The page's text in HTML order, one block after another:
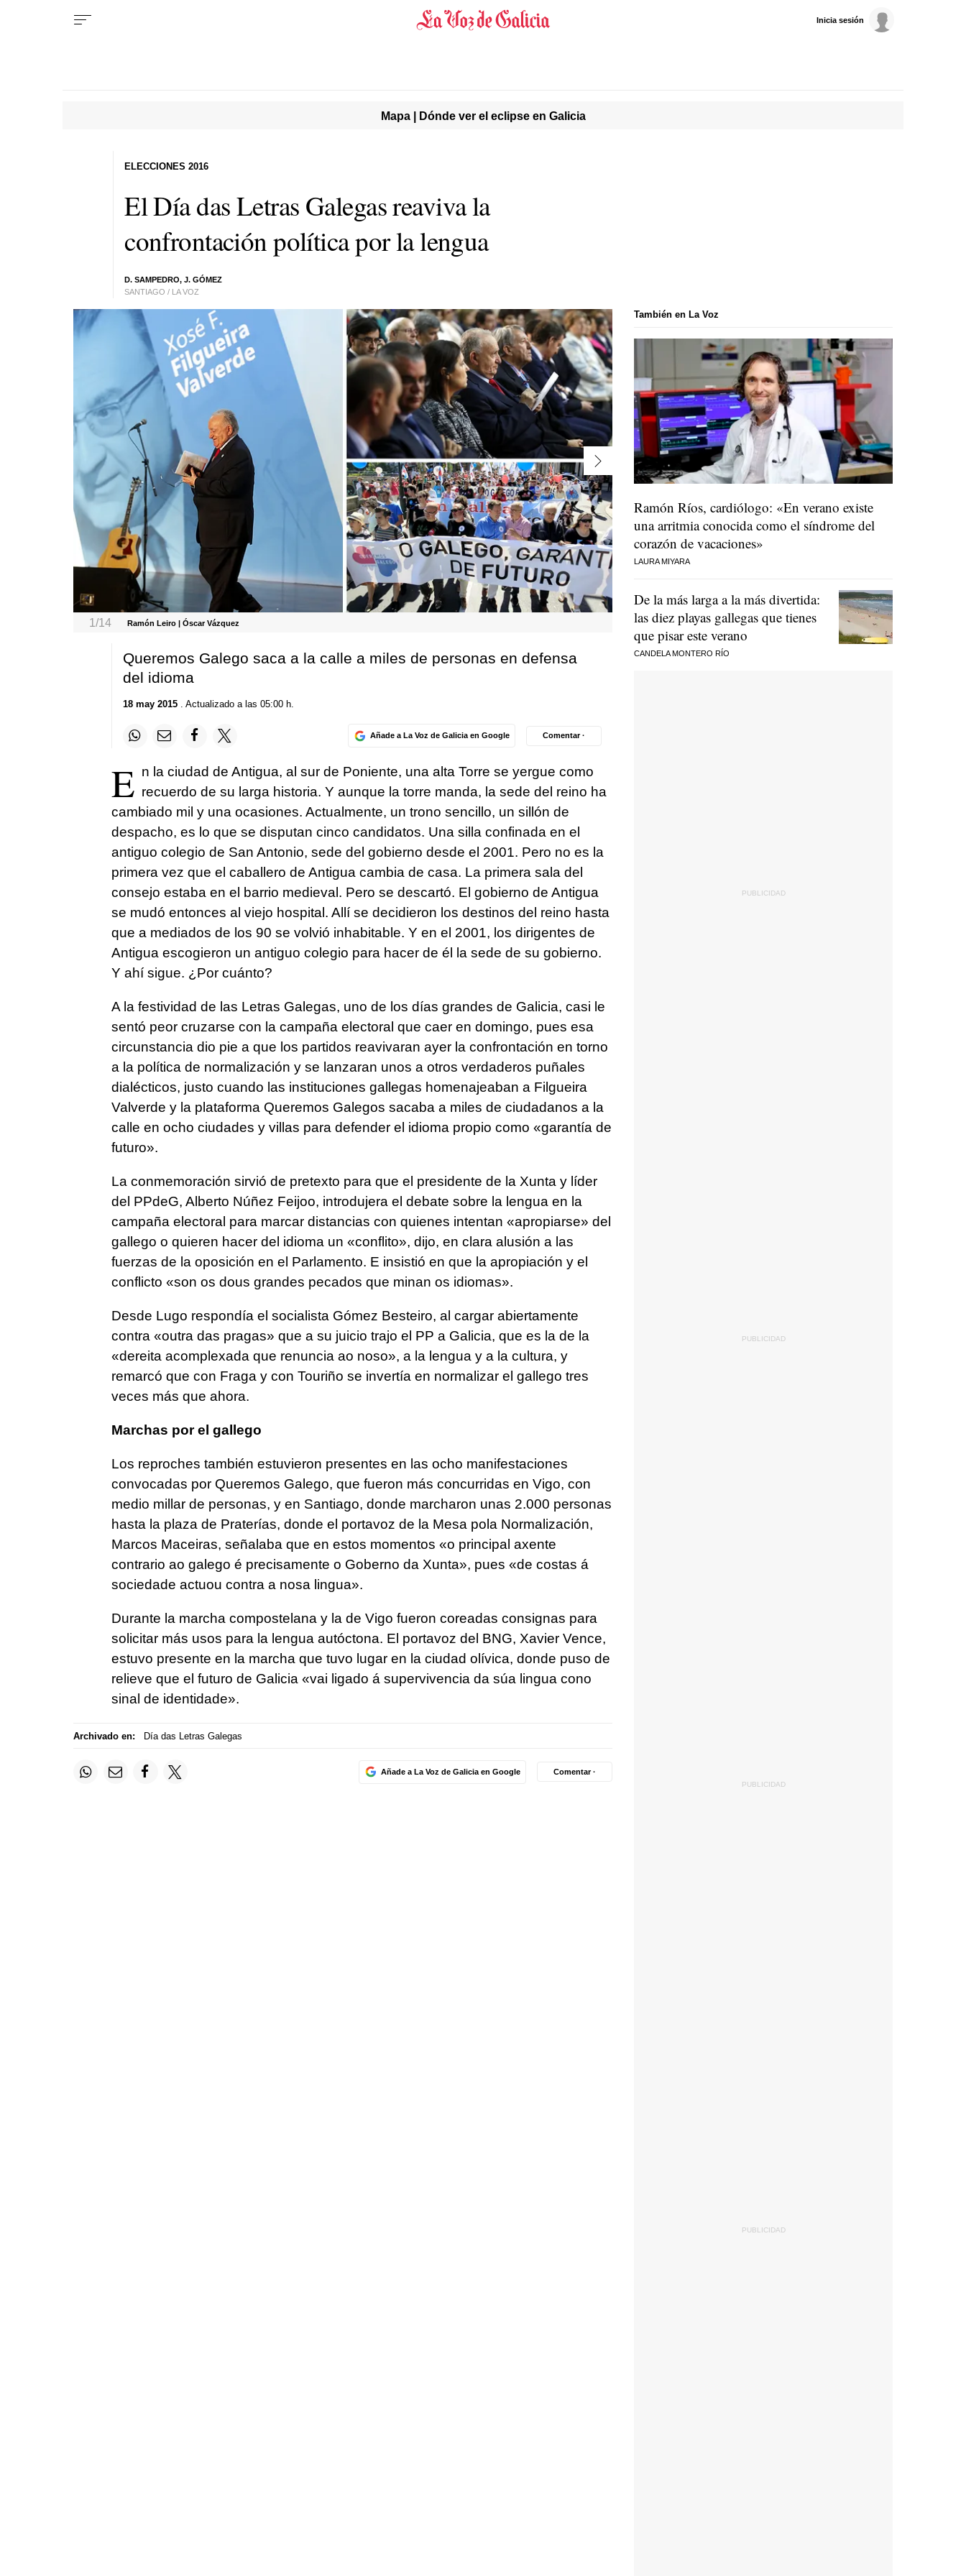
Inicia sesión
Mapa | Dónde ver el eclipse en Galicia
El Día das Letras Galegas reaviva la
confrontación política por la lengua
D. SAMPEDRO, J. GÓMEZ
SANTIAGO / LA VOZ
ELECCIONES 2016
1/14 Ramón Leiro | Óscar Vázquez
Queremos Galego saca a la calle a miles de personas en defensa
del idioma
18 may 2015. Actualizado a las 05:00 h.
Añade a La Voz de Galicia en Google Comentar ·
E n la ciudad de Antigua, al sur de Poniente, una alta Torre se yergue como
recuerdo de su larga historia. Y aunque la torre manda, la sede del reino ha
cambiado mil y una ocasiones. Actualmente, un trono sencillo, un sillón de
despacho, es lo que se disputan cinco candidatos. Una silla confinada en el
antiguo colegio de San Antonio, sede del gobierno desde el 2001. Pero no es la
primera vez que el caballero de Antigua cambia de casa. La primera sala del
consejo estaba en el barrio medieval. Pero se descartó. El gobierno de Antigua
se mudó entonces al viejo hospital. Allí se decidieron los destinos del reino hasta
que a mediados de los 90 se volvió inhabitable. Y en el 2001, los dirigentes de
Antigua escogieron un antiguo colegio para hacer de él la sede de su gobierno.
Y ahí sigue. ¿Por cuánto?
A la festividad de las Letras Galegas, uno de los días grandes de Galicia, casi le
sentó peor cruzarse con la campaña electoral que caer en domingo, pues esa
circunstancia dio pie a que los partidos reavivaran ayer la confrontación en torno
a la política de normalización y se lanzaran unos a otros verdaderos puñales
dialécticos, justo cuando las instituciones gallegas homenajeaban a Filgueira
Valverde y la plataforma Queremos Galegos sacaba a miles de ciudadanos a la
calle en ocho ciudades y villas para defender el idioma propio como «garantía de
futuro».
La conmemoración sirvió de pretexto para que el presidente de la Xunta y líder
del PPdeG, Alberto Núñez Feijoo, introdujera el debate sobre la lengua en la
campaña electoral para marcar distancias con quienes intentan «apropiarse» del
gallego o quieren hacer del idioma un «conflito», dijo, en clara alusión a las
fuerzas de la oposición en el Parlamento. E insistió en que la apropiación y el
conflicto «son os dous grandes pecados que minan os idiomas».
Desde Lugo respondía el socialista Gómez Besteiro, al cargar abiertamente
contra «outra das pragas» que a su juicio trajo el PP a Galicia, que es la de la
«dereita acomplexada que renuncia ao noso», a la lengua y a la cultura, y
remarcó que con Fraga y con Touriño se invertía en normalizar el gallego tres
veces más que ahora.
Marchas por el gallego
Los reproches también estuvieron presentes en las ocho manifestaciones
convocadas por Queremos Galego, que fueron más concurridas en Vigo, con
medio millar de personas, y en Santiago, donde marcharon unas 2.000 personas
hasta la plaza de Praterías, donde el portavoz de la Mesa pola Normalización,
Marcos Maceiras, señalaba que en estos momentos «o principal axente
contrario ao galego é precisamente o Goberno da Xunta», pues «de costas á
sociedade actuou contra a nosa lingua».
Durante la marcha compostelana y la de Vigo fueron coreadas consignas para
solicitar más usos para la lengua autóctona. El portavoz del BNG, Xavier Vence,
estuvo presente en la marcha que tuvo lugar en la ciudad olívica, donde puso de
relieve que el futuro de Galicia «vai ligado á supervivencia da súa lingua cono
sinal de identidade».
Archivado en: Día das Letras Galegas
Añade a La Voz de Galicia en Google Comentar ·
También en La Voz
Ramón Ríos, cardiólogo: «En verano existe
una arritmia conocida como el síndrome del
corazón de vacaciones»
LAURA MIYARA
De la más larga a la más divertida:
las diez playas gallegas que tienes
que pisar este verano
CANDELA MONTERO RÍO